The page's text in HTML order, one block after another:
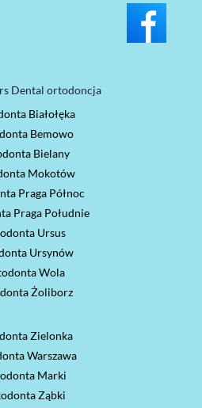
Dental ortodoncja
Białołęka
Bemowo
Bielany
Mokotów
Praga Północ
Praga Południe
Ursus
Ursynów
Wola
Żoliborz
Zielonka
Warszawa
Marki
Ząbki